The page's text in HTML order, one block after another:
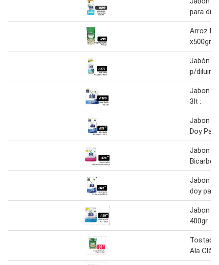
para
Arroz
x500gr
Jabón
p/diluir x
Jabon
3lt :
Jabon
Doy
Jabon
Jabon
doy
Jabon el
400gr
Ala